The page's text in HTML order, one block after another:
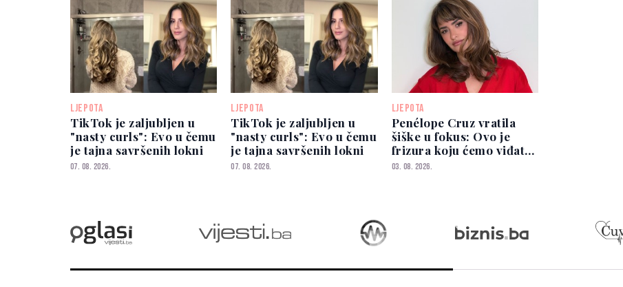
LJEPOTA
TikTok je zaljubljen u
"nasty curls": Evo u čemu
je tajna savršenih lokni
07. 08. 2026.
LJEPOTA
TikTok je zaljubljen u
"nasty curls": Evo u čemu
je tajna savršenih lokni
07. 08. 2026.
LJEPOTA
Penélope Cruz vratila
šiške u fokus: Ovo je
frizura koju ćemo viđati
cijele jeseni
03. 08. 2026.